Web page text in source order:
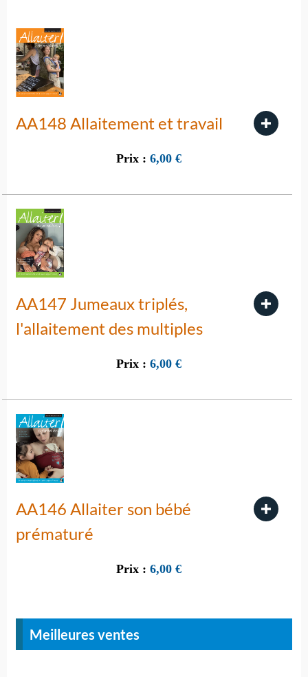
AA148 Allaitement et travail
Prix : 6,00 €
AA147 Jumeaux triplés,
l'allaitement des multiples
Prix : 6,00 €
AA146 Allaiter son bébé
prématuré
Prix : 6,00 €
Meilleures ventes